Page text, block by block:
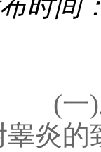
(一
炎